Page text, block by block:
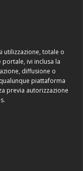
utilizzazione, totale o
ivi inclusa la
diffusione o
piattaforma
previa autorizzazione